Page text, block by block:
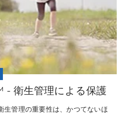
衛生管理による保護
生管理の重要性は、かつてないほ